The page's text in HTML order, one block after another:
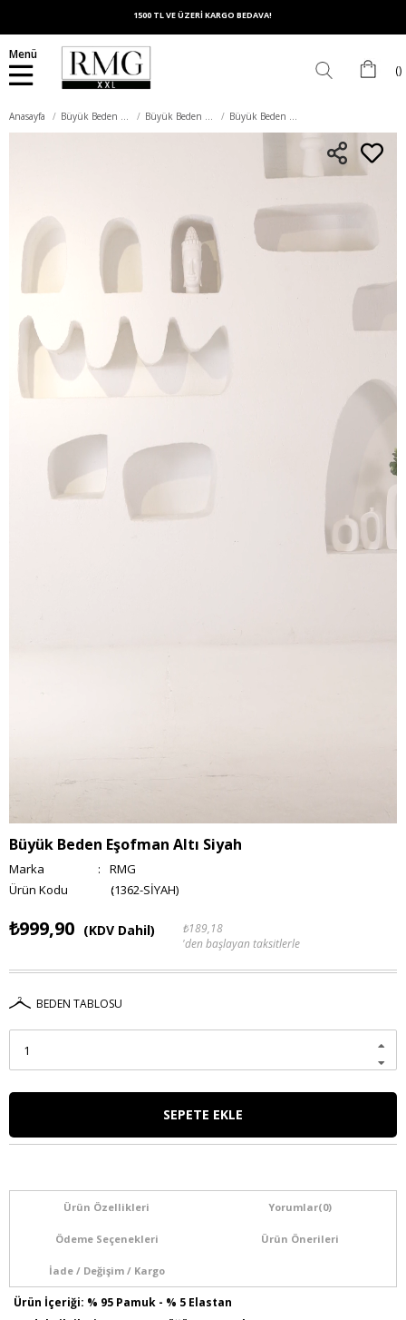
1500 TL VE ÜZERİ KARGO BEDAVA!
Menü
Anasayfa Büyük Beden Alt Giyim Büyük Beden Eşofman Altı Büyük Beden Eşofman Altı Siyah
Büyük Beden Eşofman Altı Siyah
Marka :
RMG
(1362-SİYAH)
₺999,90 (KDV Dahil)
₺189,18
'den başlayan taksitlerle
BEDEN TABLOSU
Ürün Özellikleri Yorumlar(0)
Ödeme Seçenekleri Ürün Önerileri
İade / Değişim / Kargo
Ürün İçeriği: % 95 Pamuk - % 5 Elastan